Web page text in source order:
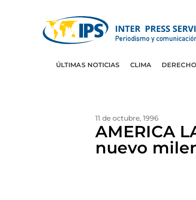
ÚLTIMAS NOTICIAS CLIMA
11 de octubre, 1996
AMERICA
nuevo